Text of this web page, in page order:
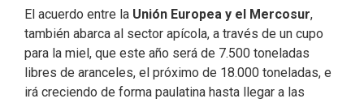
El acuerdo entre la Unión Europea y el Mercosur,
también abarca al sector apícola, a través de un cupo
para la miel, que este año será de 7.500 toneladas
libres de aranceles, el próximo de 18.000 toneladas, e
irá creciendo de forma paulatina hasta llegar a las